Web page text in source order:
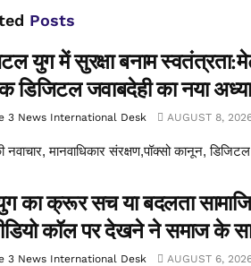
Posts
युग में सुरक्षा बनाम
डिजिटल जवाबदेही का नया
3 News International Desk AUGUST 8,
नवाचार, मानवाधिकार संरक्षण,पॉक्सो कानून,
का क्रूर सच या बदलता सामाजिक
कॉल पर देखने ने समाज के
3 News International Desk AUGUST 6,